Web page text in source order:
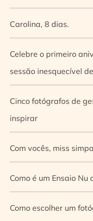
Carolina, 8 dias.
Celebre o primeiro
sessão inesquecível
Cinco fotógrafos de
inspirar
Com vocês, miss
Como é um Ensaio Nu
Como escolher um